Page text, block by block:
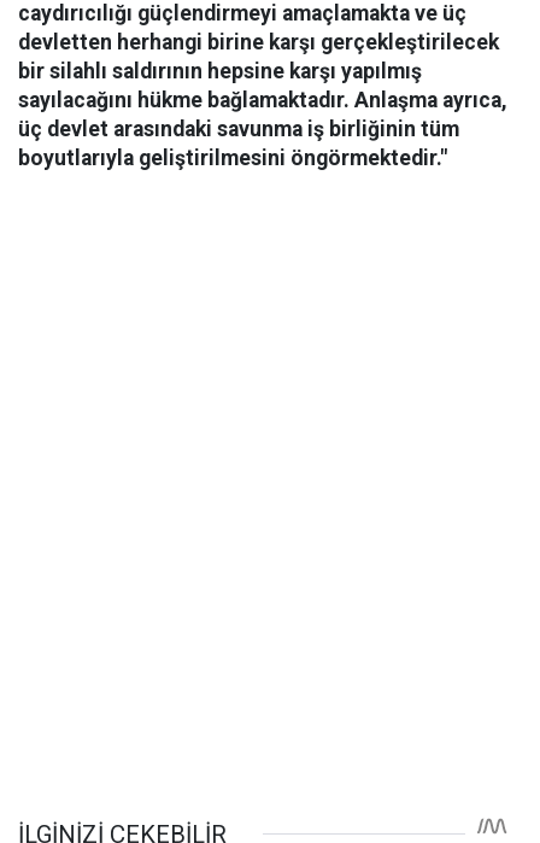
caydırıcılığı güçlendirmeyi amaçlamakta ve üç
devletten herhangi birine karşı gerçekleştirilecek
bir silahlı saldırının hepsine karşı yapılmış
sayılacağını hükme bağlamaktadır. Anlaşma ayrıca,
üç devlet arasındaki savunma iş birliğinin tüm
boyutlarıyla geliştirilmesini öngörmektedir."